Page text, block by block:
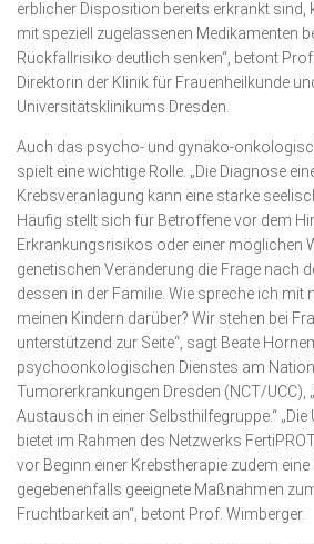
erblicher Disposition bereits erkrankt sind,
mit speziell zugelassenen Medikamenten
Rückfallrisiko deutlich senken“, betont
Direktorin der Klinik für Frauenheilkunde
Universitätsklinikums Dresden.
Auch das psycho- und gynäko-
spielt eine wichtige Rolle. „Die Diagnose
Krebsveranlagung kann eine starke
Häufig stellt sich für Betroffene vor dem
Erkrankungsrisikos oder einer möglichen
genetischen Veränderung die Frage nach
dessen in der Familie. Wie spreche ich mit
meinen Kindern darüber? Wir stehen bei
unterstützend zur Seite“, sagt Beate
psychoonkologischen Dienstes am
Tumorerkrankungen Dresden (NCT/UCC),
Austausch in einer Selbsthilfegruppe.“
bietet im Rahmen des Netzwerks
vor Beginn einer Krebstherapie zudem eine
gegebenenfalls geeignete Maßnahmen
Fruchtbarkeit an“, betont Prof. Wimberger.